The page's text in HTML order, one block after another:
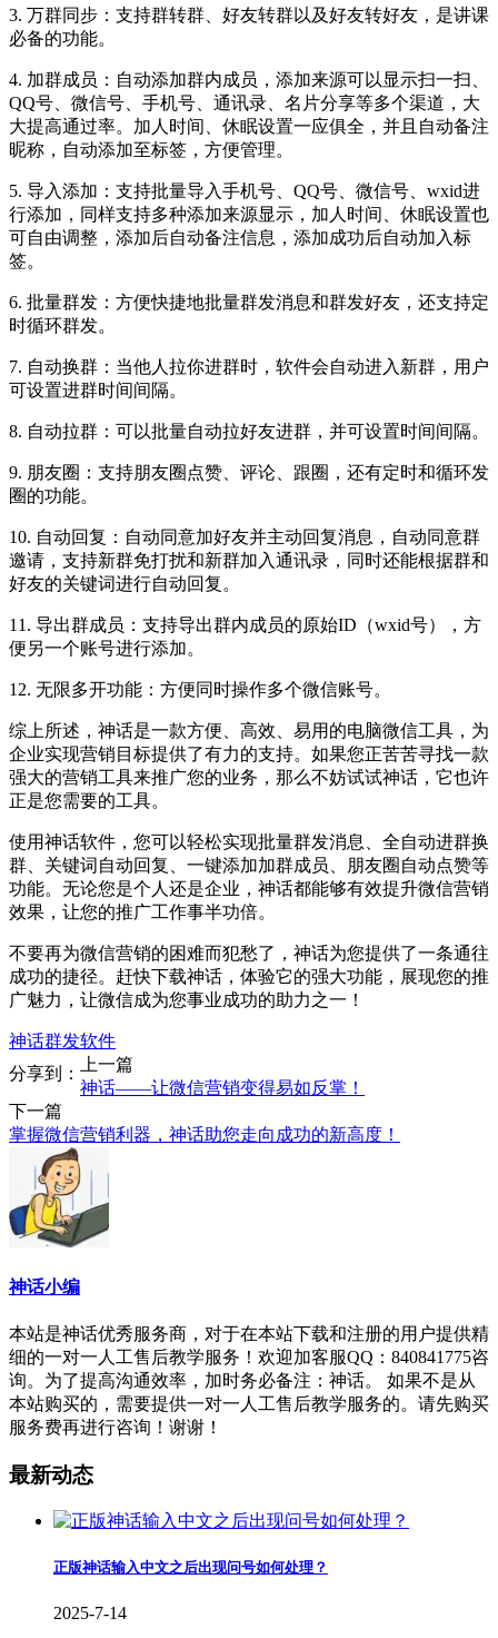
3. 万群同步：支持群转群、好友转群以及好友转好友，是讲课
必备的功能。
4. 加群成员：自动添加群内成员，添加来源可以显示扫一扫、
QQ号、微信号、手机号、通讯录、名片分享等多个渠道，大
大提高通过率。加人时间、休眠设置一应俱全，并且自动备注
昵称，自动添加至标签，方便管理。
5. 导入添加：支持批量导入手机号、QQ号、微信号、wxid进
行添加，同样支持多种添加来源显示，加人时间、休眠设置也
可自由调整，添加后自动备注信息，添加成功后自动加入标
签。
6. 批量群发：方便快捷地批量群发消息和群发好友，还支持定
时循环群发。
7. 自动换群：当他人拉你进群时，软件会自动进入新群，用户
可设置进群时间间隔。
8. 自动拉群：可以批量自动拉好友进群，并可设置时间间隔。
9. 朋友圈：支持朋友圈点赞、评论、跟圈，还有定时和循环发
圈的功能。
10. 自动回复：自动同意加好友并主动回复消息，自动同意群
邀请，支持新群免打扰和新群加入通讯录，同时还能根据群和
好友的关键词进行自动回复。
11. 导出群成员：支持导出群内成员的原始ID（wxid号），方
便另一个账号进行添加。
12. 无限多开功能：方便同时操作多个微信账号。
综上所述，神话是一款方便、高效、易用的电脑微信工具，为
企业实现营销目标提供了有力的支持。如果您正苦苦寻找一款
强大的营销工具来推广您的业务，那么不妨试试神话，它也许
正是您需要的工具。
使用神话软件，您可以轻松实现批量群发消息、全自动进群换
群、关键词自动回复、一键添加加群成员、朋友圈自动点赞等
功能。无论您是个人还是企业，神话都能够有效提升微信营销
效果，让您的推广工作事半功倍。
不要再为微信营销的困难而犯愁了，神话为您提供了一条通往
成功的捷径。赶快下载神话，体验它的强大功能，展现您的推
广魅力，让微信成为您事业成功的助力之一！
神话群发软件
分享到：
上一篇
神话——让微信营销变得易如反掌！
下一篇
掌握微信营销利器，神话助您走向成功的新高度！
神话小编
本站是神话优秀服务商，对于在本站下载和注册的用户提供精
细的一对一人工售后教学服务！欢迎加客服QQ：840841775咨
询。为了提高沟通效率，加时务必备注：神话。 如果不是从
本站购买的，需要提供一对一人工售后教学服务的。请先购买
服务费再进行咨询！谢谢！
最新动态
正版神话输入中文之后出现问号如何处理？
2025-7-14